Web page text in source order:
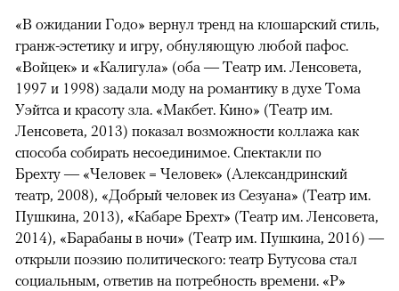
«В ожидании Годо» вернул тренд на клошарский стиль,
гранж-эстетику и игру, обнуляющую любой пафос.
«Войцек» и «Калигула» (оба — Театр им. Ленсовета,
1997 и 1998) задали моду на романтику в духе Тома
Уэйтса и красоту зла. «Макбет. Кино» (Театр им.
Ленсовета, 2013) показал возможности коллажа как
способа собирать несоединимое. Спектакли по
Брехту — «Человек = Человек» (Александринский
театр, 2008), «Добрый человек из Сезуана» (Театр им.
Пушкина, 2013), «Кабаре Брехт» (Театр им. Ленсовета,
2014), «Барабаны в ночи» (Театр им. Пушкина, 2016) —
открыли поэзию политического: театр Бутусова стал
социальным, ответив на потребность времени. «Р»